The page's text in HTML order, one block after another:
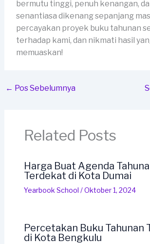
bermutu tinggi, penuh kenangan,
senantiasa dikenang sepanjang
percayakan proyek buku tahunan
terhadap kami, dan nikmati hasil
memuaskan!
← Pos Sebelumnya
Related Posts
Harga Buat Agenda
Terdekat di Kota Dumai
Yearbook School /Oktober 1, 2024
Percetakan Buku Tahunan
di Kota Bengkulu